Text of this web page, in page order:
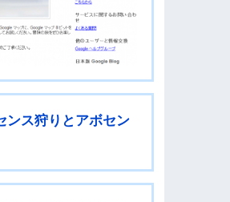
ンス狩りとアボセン